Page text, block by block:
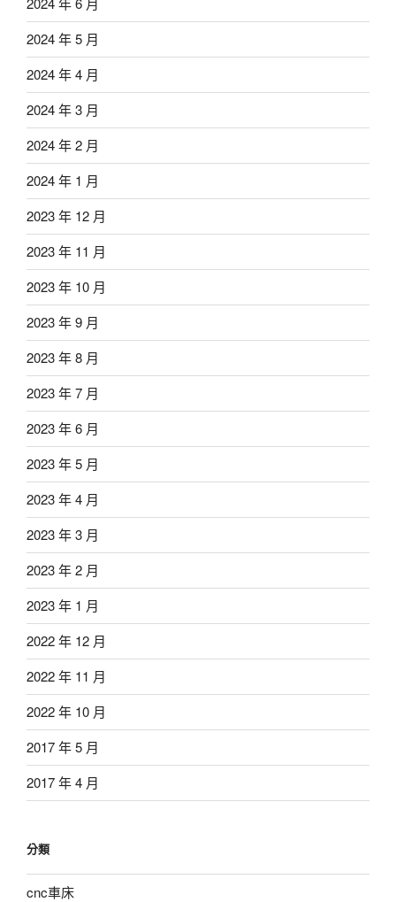
2024 年 5 月
2024 年 4 月
2024 年 3 月
2024 年 2 月
2024 年 1 月
2023 年 12 月
2023 年 11 月
2023 年 10 月
2023 年 9 月
2023 年 8 月
2023 年 7 月
2023 年 6 月
2023 年 5 月
2023 年 4 月
2023 年 3 月
2023 年 2 月
2023 年 1 月
2022 年 12 月
2022 年 11 月
2022 年 10 月
2017 年 5 月
2017 年 4 月
分類
cnc車床